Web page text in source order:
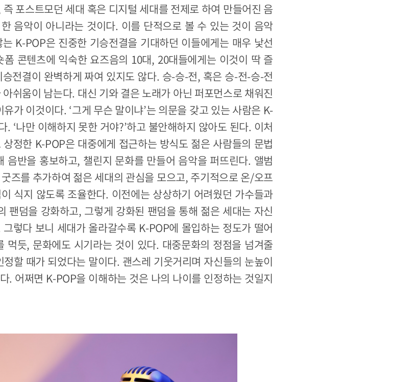
포스트모던 세대 혹은 디지털 세대를 전제로 하여 만들어진 음
음악이 아니라는 것이다. 이를 단적으로 볼 수 있는 것이 음악
K-POP은 진중한 기승전결을 기대하던 이들에게는 매우 낯선
콘텐츠에 익숙한 요즈음의 10대, 20대들에게는 이것이 딱 즐
전결이 완벽하게 짜여 있지도 않다. 승-승-전, 혹은 승-전-승-전
쉬움이 남는다. 대신 기와 결은 노래가 아닌 퍼포먼스로 채워진
가 이것이다. ‘그게 무슨 말이냐’는 의문을 갖고 있는 사람은 K-
. ‘나만 이해하지 못한 거야?’하고 불안해하지 않아도 된다. 이처
정한 K-POP은 대중에게 접근하는 방식도 젊은 사람들의 문법
음반을 홍보하고, 챌린지 문화를 만들어 음악을 퍼뜨린다. 앨범
즈를 추가하여 젊은 세대의 관심을 모으고, 주기적으로 온/오프
식지 않도록 조율한다. 이전에는 상상하기 어려웠던 가수들과
팬덤을 강화하고, 그렇게 강화된 팬덤을 통해 젊은 세대는 자신
렇다 보니 세대가 올라갈수록 K-POP에 몰입하는 정도가 떨어
먹듯, 문화에도 시기라는 것이 있다. 대중문화의 정점을 넘겨줄
할 때가 되었다는 말이다. 괜스레 기웃거리며 자신들의 눈높이
. 어쩌면 K-POP을 이해하는 것은 나의 나이를 인정하는 것일지